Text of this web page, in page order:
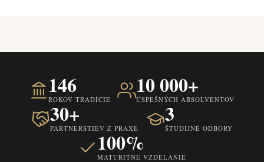
146
ROKOV TRADÍCIE
10 000+
ÚSPEŠNÝCH ABSOLVENTOV
30+
PARTNERSTIEV Z PRAXE
3
ŠTUDIJNÉ ODBORY
100%
MATURITNÉ VZDELANIE